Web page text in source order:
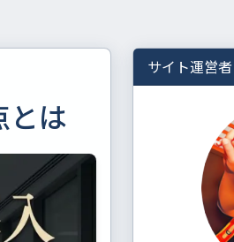
とは
サイト運営